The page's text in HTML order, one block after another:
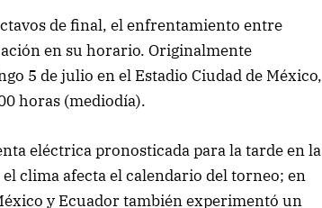
de final, el enfrentamiento entre
en su horario. Originalmente
5 de julio en el Estadio Ciudad de México,
horas (mediodía).
eléctrica pronosticada para la tarde en la
clima afecta el calendario del torneo; en
y Ecuador también experimentó un